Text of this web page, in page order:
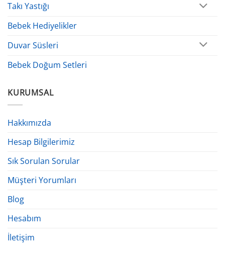
Takı Yastığı
Bebek Hediyelikler
Duvar Süsleri
Bebek Doğum Setleri
KURUMSAL
Hakkımızda
Hesap Bilgilerimiz
Sık Sorulan Sorular
Müşteri Yorumları
Blog
Hesabım
İletişim